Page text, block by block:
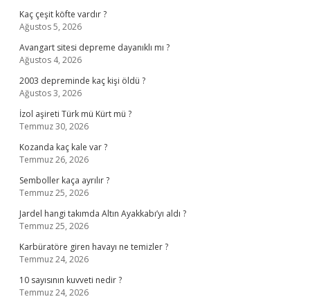
Kaç çeşit köfte vardır ?
Ağustos 5, 2026
Avangart sitesi depreme dayanıklı mı ?
Ağustos 4, 2026
2003 depreminde kaç kişi öldü ?
Ağustos 3, 2026
İzol aşireti Türk mü Kürt mü ?
Temmuz 30, 2026
Kozanda kaç kale var ?
Temmuz 26, 2026
Semboller kaça ayrılır ?
Temmuz 25, 2026
Jardel hangi takımda Altın Ayakkabı’yı aldı ?
Temmuz 25, 2026
Karbüratöre giren havayı ne temizler ?
Temmuz 24, 2026
10 sayısının kuvveti nedir ?
Temmuz 24, 2026